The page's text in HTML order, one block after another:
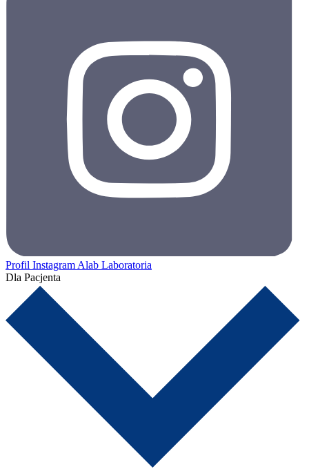
Profil Instagram Alab Laboratoria
Dla Pacjenta